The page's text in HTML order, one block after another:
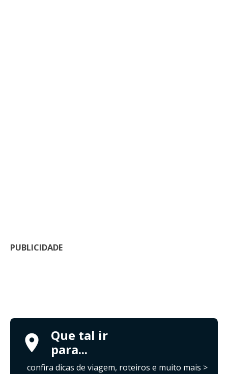
PUBLICIDADE
Que tal ir
para...
confira dicas de viagem, roteiros e muito mais >